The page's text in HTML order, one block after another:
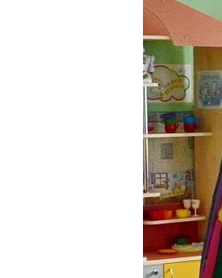
УКРАЇНСЬКА ПРОБЛЕМА КРИМУ